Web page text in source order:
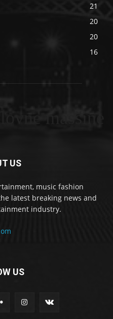
21
20
20
16
masšine
US
music fashion
latest breaking news and
industry.
US